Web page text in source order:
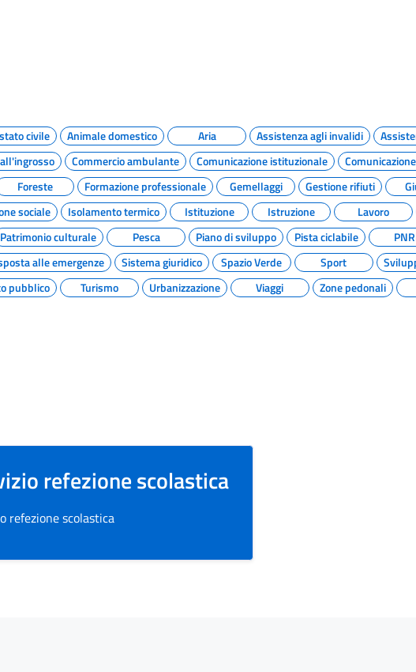
civile Animale domestico Aria Assistenza agli invalidi
Commercio ambulante Comunicazione istituzionale
Foreste Formazione professionale Gemellaggi Gestione rifiuti
sociale Isolamento termico Istituzione Istruzione Lavoro
Patrimonio culturale Pesca Piano di sviluppo Pista ciclabile
alle emergenze Sistema giuridico Spazio Verde Sport
pubblico Turismo Urbanizzazione Viaggi Zone pedonali
refezione scolastica
refezione scolastica